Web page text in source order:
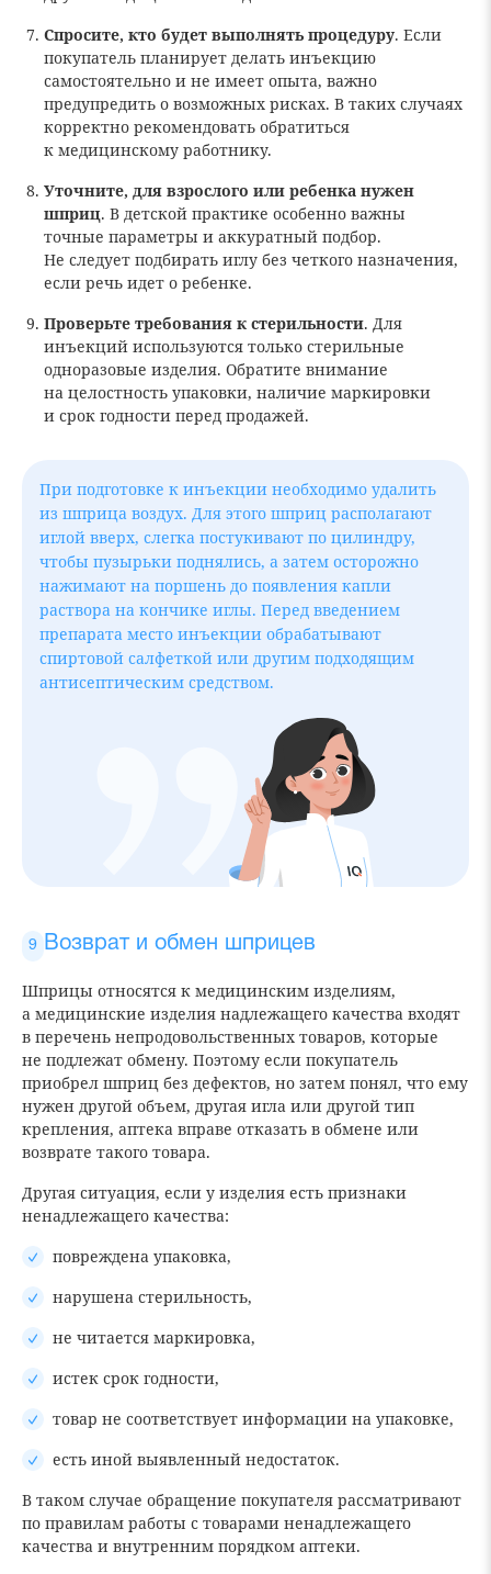
Спросите, кто будет выполнять процедуру. Если
покупатель планирует делать инъекцию
самостоятельно и не имеет опыта, важно
предупредить о возможных рисках. В таких случаях
корректно рекомендовать обратиться
к медицинскому работнику.
Уточните, для взрослого или ребенка нужен
шприц. В детской практике особенно важны
точные параметры и аккуратный подбор.
Не следует подбирать иглу без четкого назначения,
если речь идет о ребенке.
Проверьте требования к стерильности. Для
инъекций используются только стерильные
одноразовые изделия. Обратите внимание
на целостность упаковки, наличие маркировки
и срок годности перед продажей.
При подготовке к инъекции необходимо удалить
из шприца воздух. Для этого шприц располагают
иглой вверх, слегка постукивают по цилиндру,
чтобы пузырьки поднялись, а затем осторожно
нажимают на поршень до появления капли
раствора на кончике иглы. Перед введением
препарата место инъекции обрабатывают
спиртовой салфеткой или другим подходящим
антисептическим средством.
Возврат и обмен шприцев
Шприцы относятся к медицинским изделиям,
а медицинские изделия надлежащего качества входят
в перечень непродовольственных товаров, которые
не подлежат обмену. Поэтому если покупатель
приобрел шприц без дефектов, но затем понял, что ему
нужен другой объем, другая игла или другой тип
крепления, аптека вправе отказать в обмене или
возврате такого товара.
Другая ситуация, если у изделия есть признаки
ненадлежащего качества:
повреждена упаковка,
нарушена стерильность,
не читается маркировка,
истек срок годности,
товар не соответствует информации на упаковке,
есть иной выявленный недостаток.
В таком случае обращение покупателя рассматривают
по правилам работы с товарами ненадлежащего
качества и внутренним порядком аптеки.